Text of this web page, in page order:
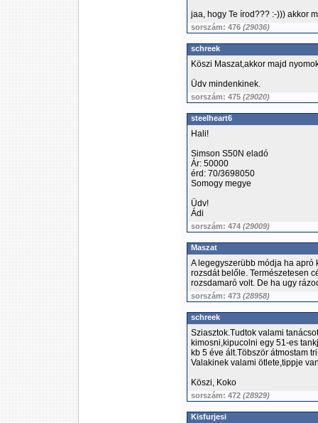
jaa, hogy Te írod??? :-))) akkor
sorszám: 476 (29036)
schreek
Köszi Maszat,akkor majd
Üdv mindenkinek.
sorszám: 475 (29020)
steelheart6
Hali!
Simson S50N eladó
Ár: 50000
érd: 70/3698050
Somogy megye
Üdv!
Ádi
sorszám: 474 (29009)
Maszat
A legegyszerübb módja ha apró
rozsdát belőle. Természetesen
rozsdamaró volt. De ha ugy
sorszám: 473 (28958)
schreek
Sziasztok.Tudtok valami
kimosni,kipucolni egy 51-es
kb 5 éve ált.Töbször átmostam
Valakinek valami ötlete,tippje
Köszi, Koko
sorszám: 472 (28929)
Kisfurjesi